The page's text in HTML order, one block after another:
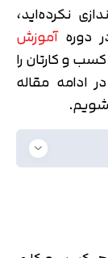
نکرده‌اید،
دورهآموزش
و کارتان را
ادامه مقاله